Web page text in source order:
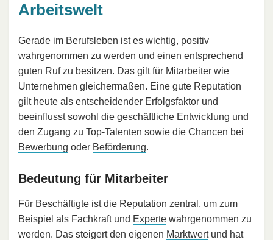
Arbeitswelt
Gerade im Berufsleben ist es wichtig, positiv
wahrgenommen zu werden und einen entsprechend
guten Ruf zu besitzen. Das gilt für Mitarbeiter wie
Unternehmen gleichermaßen. Eine gute Reputation
gilt heute als entscheidender Erfolgsfaktor und
beeinflusst sowohl die geschäftliche Entwicklung und
den Zugang zu Top-Talenten sowie die Chancen bei
Bewerbung oder Beförderung.
Bedeutung für Mitarbeiter
Für Beschäftigte ist die Reputation zentral, um zum
Beispiel als Fachkraft und Experte wahrgenommen zu
werden. Das steigert den eigenen Marktwertund hat